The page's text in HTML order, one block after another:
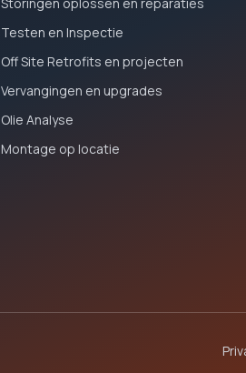
Testen en Inspectie
Off Site Retrofits en projecten
Vervangingen en upgrades
Olie Analyse
Montage op locatie